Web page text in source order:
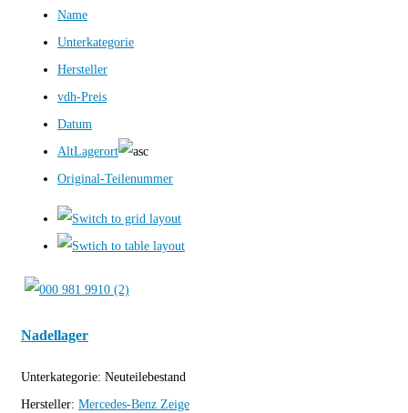
Name
Unterkategorie
Hersteller
vdh-Preis
Datum
AltLagerort
Original-Teilenummer
Nadellager
Unterkategorie: Neuteilebestand
Hersteller: Mercedes-Benz Zeige